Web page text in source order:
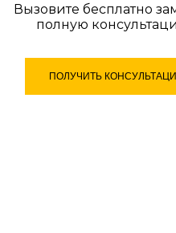
Вызовите бесплатно
полную
ПОЛУЧИТЬ